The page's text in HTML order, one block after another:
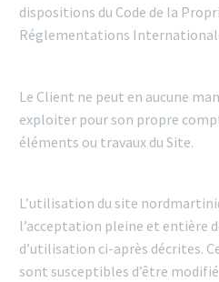
dispositions du Code de la
Réglementations
Le Client ne peut en aucune
exploiter pour son propre
éléments ou travaux du Site.
L’utilisation du site
l’acceptation pleine et entière
d’utilisation ci-après décrites.
sont susceptibles d’être